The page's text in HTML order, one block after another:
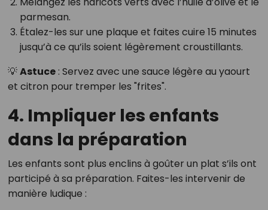
parmesan.
Étalez-les sur une plaque et faites cuire 15 minutes
jusqu’à ce qu’ils soient légèrement croustillants.
💡Astuce: Servez avec une sauce légère au yaourt
et citron pour tremper les "frites".
4. Impliquer les enfants
dans la préparation
Les enfants sont plus enclins à goûter un plat s’ils ont
participé à sa préparation. Faites-les intervenir de
manière ludique :